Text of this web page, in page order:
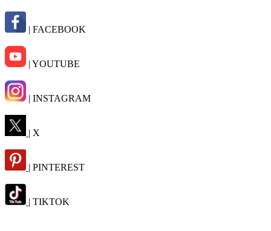
| FACEBOOK
| YOUTUBE
| INSTAGRAM
| X
| PINTEREST
| TIKTOK